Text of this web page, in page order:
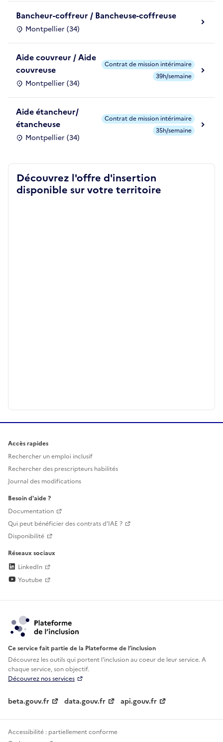
Bancheur-coffreur / Bancheuse-coffreuse
Montpellier (34)
Aide couvreur / Aide
couvreuse
Montpellier (34)
Contrat de mission intérimaire
39h/semaine
Aide étancheur/
étancheuse
Montpellier (34)
Contrat de mission intérimaire
35h/semaine
Découvrez l'offre d'insertion
disponible sur votre territoire
Accès rapides
Rechercher un emploi inclusif
Rechercher des prescripteurs habilités
Journal des modifications
Besoin d'aide ?
Documentation
Qui peut bénéficier des contrats d'IAE ?
Disponibilité
Réseaux sociaux
LinkedIn
Youtube
Ce service fait partie de la Plateforme de l’inclusion
Découvrez les outils qui portent l'inclusion aucoeur de leur service. A
chaque service, son objectif.
Découvrez nos services
beta.gouv.fr data.gouv.fr api.gouv.fr
Accessibilité : partiellement conforme